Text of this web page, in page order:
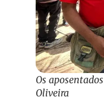
Os
Oliveira